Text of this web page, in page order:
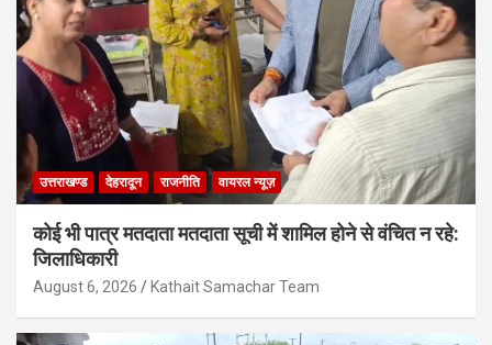
उत्तराखण्ड देहरादून राजनीति वायरल न्यूज़
कोई भी पात्र मतदाता मतदाता सूची में शामिल होने से वंचित न रहे:
जिलाधिकारी
August 6, 2026 Kathait Samachar Team